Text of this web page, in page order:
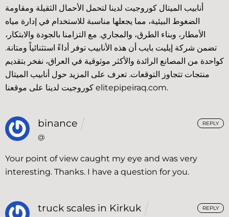
أنابيب الميتال كوروجيت لدينا لتحمل الأحمال الثقيلة ومقاومة
الضغوط البيئية، مما يجعلها مناسبة للاستخدام في إدارة مياه
الأمطار، وبناء الطرق، والمجاري. مع التزامنا بالجودة والابتكار،
تضمن شركة إيليت بايب أن هذه الأنابيب توفر أداءً استثنائياً ومتانة.
كواحدة من المصانع الرائدة والأكثر موثوقية في العراق، نفخر بتقديم
منتجات تتجاوز التوقعات. تعرف على المزيد حول أنابيب الميتال
كوروجيت لدينا على موقعنا elitepipeiraq.com.
binance
@
Your point of view caught my eye and was very
interesting. Thanks. I have a question for you.
REPLY
truck scales in Kirkuk REPLY